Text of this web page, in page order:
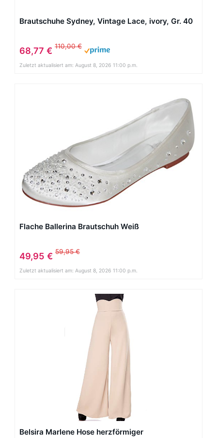
Brautschuhe Sydney, Vintage Lace, ivory, Gr. 40
68,77 € 110,00 €
Zuletzt aktualisiert am: August 8, 2026 11:00 p.m.
Flache Ballerina Brautschuh Weiß
49,95 € 59,95 €
Zuletzt aktualisiert am: August 8, 2026 11:00 p.m.
Belsira Marlene Hose herzförmiger